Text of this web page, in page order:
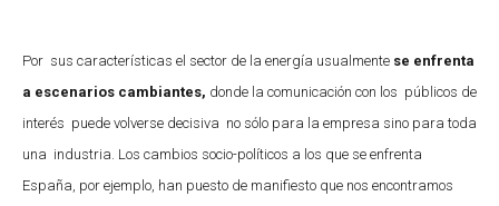
Por sus características el sector de la energía usualmente se enfrenta
a escenarios cambiantes, donde la comunicación con los públicos de
interés puede volverse decisiva no sólo para la empresa sino para toda
una industria. Los cambios socio-políticos a los que se enfrenta
España, por ejemplo, han puesto de manifiesto que nos encontramos